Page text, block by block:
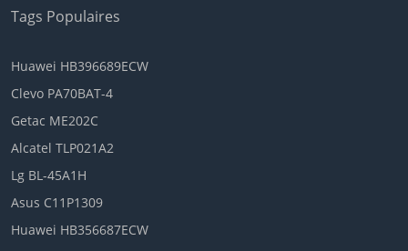
Tags Populaires
Huawei HB396689ECW
Clevo PA70BAT-4
Getac ME202C
Alcatel TLP021A2
Lg BL-45A1H
Asus C11P1309
Huawei HB356687ECW